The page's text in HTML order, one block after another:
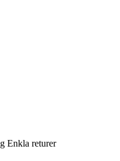
Enkla returer